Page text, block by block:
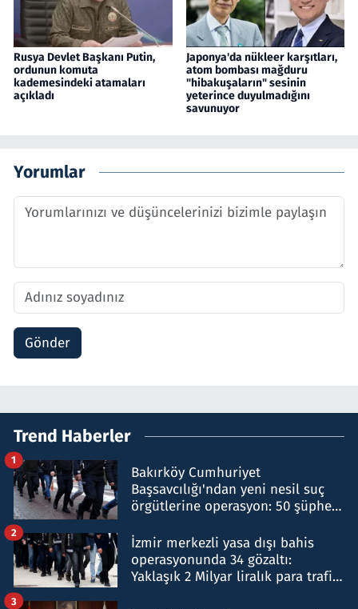
Rusya Devlet Başkanı Putin,
ordunun komuta
kademesindeki atamaları
açıkladı
Japonya'da nükleer karşıtları,
atom bombası mağduru
"hibakuşaların" sesinin
yeterince duyulmadığını
savunuyor
Yorumlar
Gönder
Trend Haberler
Bakırköy Cumhuriyet
Başsavcılığı'ndan yeni nesil suç
örgütlerine operasyon: 50 şüpheli
1
İzmir merkezli yasa dışı bahis
operasyonunda 34 gözaltı:
Yaklaşık 2 Milyar liralık para trafiği
2
3